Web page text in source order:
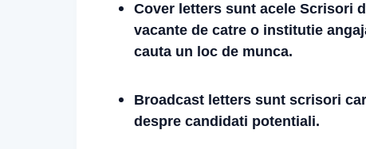
Cover letters sunt acele Scrisori
vacante de catre o institutie
cauta un loc de munca.
Broadcast letters sunt scrisori
despre candidati potentiali.